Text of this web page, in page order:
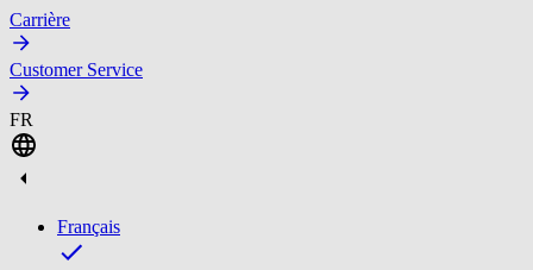
Carrière
Customer Service
FR
Français